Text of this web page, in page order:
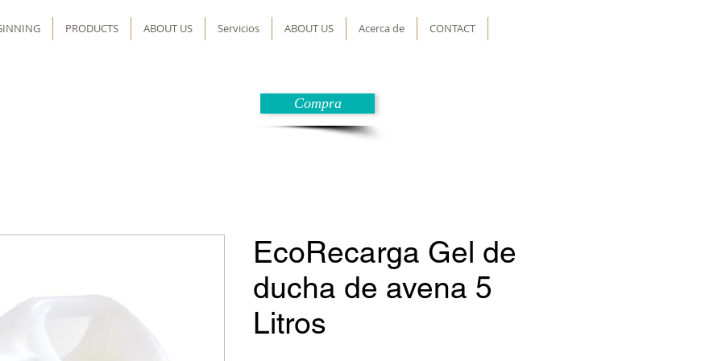
PRODUCTS ABOUT US Servicios ABOUT US Acerca de CONTACT
EcoRecarga Gel de
ducha de avena 5
Litros
Compra